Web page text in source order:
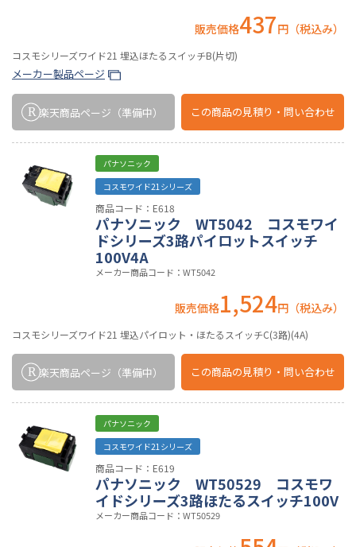
販売価格437円（税込み）
コスモシリーズワイド21 埋込ほたるスイッチB(片切)
メーカー製品ページ
楽天商品ページ （準備中） この商品の見積り・問い合わせ
パナソニック
コスモワイド21シリーズ
商品コード：E618
パナソニック WT5042 コスモワイ
ドシリーズ3路パイロットスイッチ
100V4A
メーカー商品コード：WT5042
販売価格1,524円（税込み）
コスモシリーズワイド21 埋込パイロット・ほたるスイッチC(3路)(4A)
楽天商品ページ （準備中） この商品の見積り・問い合わせ
パナソニック
コスモワイド21シリーズ
商品コード：E619
パナソニック WT50529 コスモワ
イドシリーズ3路ほたるスイッチ100V
メーカー商品コード：WT50529